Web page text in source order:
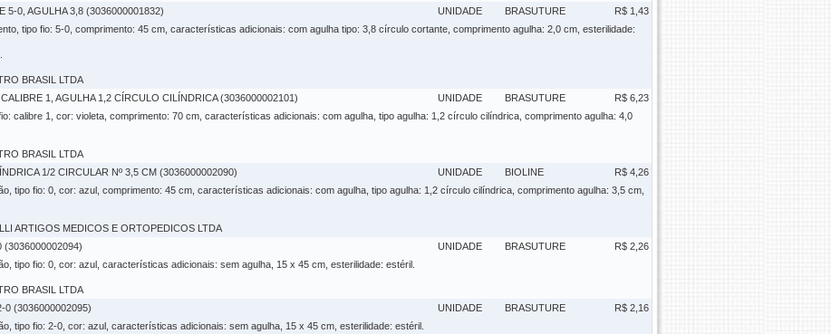
5-0, AGULHA 3,8 (3036000001832) UNIDADE BRASUTURE
R$ 1,43
tipo fio: 5-0, comprimento: 45 cm, características adicionais: com agulha tipo: 3,8 círculo cortante, comprimento agulha: 2,0 cm, esterilidade:
BRASIL LTDA
1, AGULHA 1,2 CÍRCULO CILÍNDRICA (3036000002101) UNIDADE BRASUTURE
R$ 6,23
calibre 1, cor: violeta, comprimento: 70 cm, características adicionais: com agulha, tipo agulha: 1,2 círculo cilíndrica, comprimento agulha: 4,0
BRASIL LTDA
1/2 CIRCULAR Nº 3,5 CM (3036000002090) UNIDADE BIOLINE
R$ 4,26
tipo fio: 0, cor: azul, comprimento: 45 cm, características adicionais: com agulha, tipo agulha: 1,2 círculo cilíndrica, comprimento agulha: 3,5 cm,
ARTIGOS MEDICOS E ORTOPEDICOS LTDA
(3036000002094) UNIDADE BRASUTURE
R$ 2,26
tipo fio: 0, cor: azul, características adicionais: sem agulha, 15 x 45 cm, esterilidade: estéril.
BRASIL LTDA
0 (3036000002095) UNIDADE BRASUTURE
R$ 2,16
tipo fio: 2-0, cor: azul, características adicionais: sem agulha, 15 x 45 cm, esterilidade: estéril.